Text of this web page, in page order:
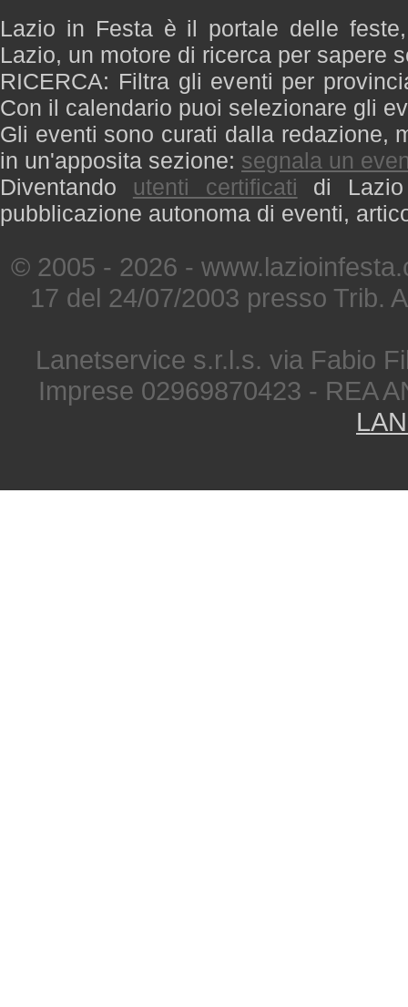
Lazio in Festa è il portale delle
Lazio, un motore di ricerca per sapere
RICERCA: Filtra gli eventi per
Con il calendario puoi selezionare gli
Gli eventi sono curati dalla redazione,
in un'apposita sezione: segnala un
Diventando utenti certificati di
pubblicazione autonoma di eventi,
© 2005 - 2026 -
17 del 24/07/2003 presso Trib.
Lanetservice s.r.l.s. via Fabio
Imprese 02969870423 - REA